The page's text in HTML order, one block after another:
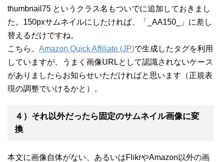
thumbnail75 というクラス名もついでに追加しておきまし
た。150pxサムネイルにしたければ、「_AA150_」に差し
替えるだけですね。
こちら、 Amazon Quick Affiliate (JP)で生成したタグを利用
していますが、うまく画像URLとして認識されないケース
がありましたらお知らせいただければと思います（正規表
現の調整でいけるかと）。
４）それ以外だったら固定のサムネイル画像に変
換
本文に画像自体がない、あるいはFlikrやAmazon以外の画